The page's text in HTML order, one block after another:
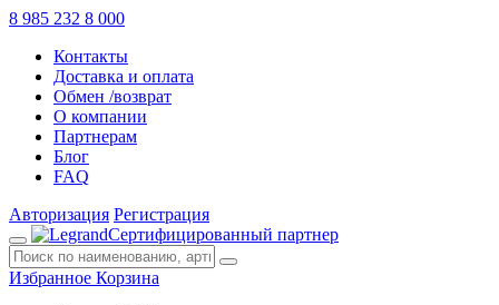
8 985 232 8 000
Контакты
Доставка и оплата
Обмен /возврат
О компании
Партнерам
Блог
FAQ
Авторизация Регистрация
Сертифицированный партнер
Избранное Корзина